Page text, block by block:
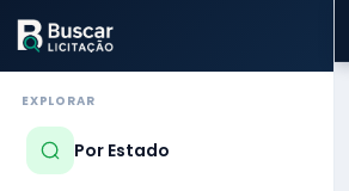
EXPLORAR
Por Estado